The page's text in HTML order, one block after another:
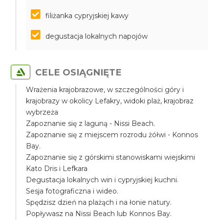
filiżanka cypryjskiej kawy
degustacja lokalnych napojów
CELE OSIĄGNIĘTE
Wrażenia krajobrazowe, w szczególności góry i
krajobrazy w okolicy Lefakry, widoki plaż, krajobraz
wybrzeża
Zapoznanie się z laguną - Nissi Beach.
Zapoznanie się z miejscem rozrodu żółwi - Konnos
Bay.
Zapoznanie się z górskimi stanowiskami wiejskimi
Kato Dris i Lefkara
Degustacja lokalnych win i cypryjskiej kuchni.
Sesja fotograficzna i wideo.
Spędzisz dzień na plażąch i na łonie natury.
Popływasz na Nissi Beach lub Konnos Bay.